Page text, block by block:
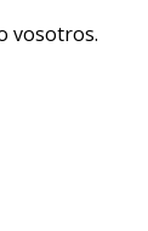
vosotros.